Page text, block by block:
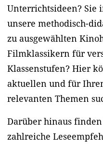
Unterrichtsideen? Sie
unsere methodisch-
zu ausgewählten
Filmklassikern für
Klassenstufen? Hier
aktuellen und für
relevanten Themen
Darüber hinaus
zahlreiche